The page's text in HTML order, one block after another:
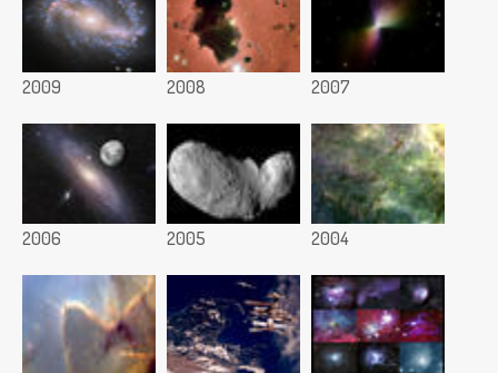
2009 2008 2007
2006 2005 2004